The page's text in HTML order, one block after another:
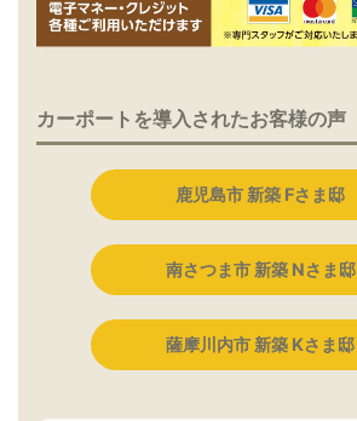
カーポートを導入されたお客様の声
鹿児島市 新築 Fさま邸
南さつま市 新築 Nさま邸
薩摩川内市 新築 Kさま邸